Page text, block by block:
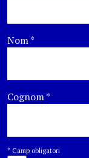
Nom*
Cognom*
* Camp obligatori